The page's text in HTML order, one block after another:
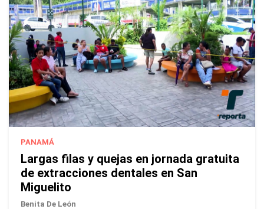
PANAMÁ
Largas filas y quejas en jornada gratuita
de extracciones dentales en San
Miguelito
Benita De León